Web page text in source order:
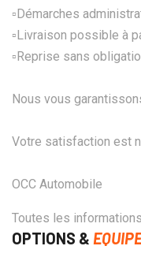
▫️Démarches
▫️Livraison possible à
▫️Reprise sans
Nous vous
Votre satisfaction est
OCC Automobile
Toutes les
OPTIONS &